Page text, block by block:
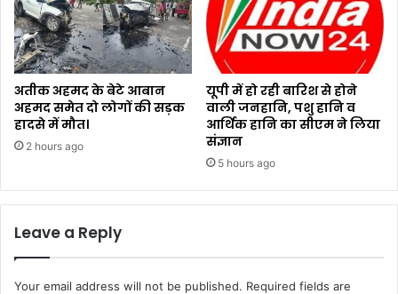
अतीक अहमद के बेटे आबान
अहमद समेत दो लोगों की सड़क
हादसे में मौत।
2 hours ago
यूपी में हो रही बारिश से होने
वाली जनहानि, पशु हानि व
आर्थिक हानि का सीएम ने लिया
संज्ञान
5 hours ago
Leave a Reply
Your email address will not be published. Required fields are